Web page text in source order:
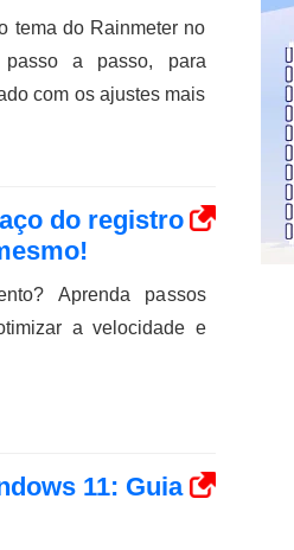
tema do Rainmeter no
passo a passo, para
com os ajustes mais
do registro
Aprenda passos
a velocidade e
11: Guia